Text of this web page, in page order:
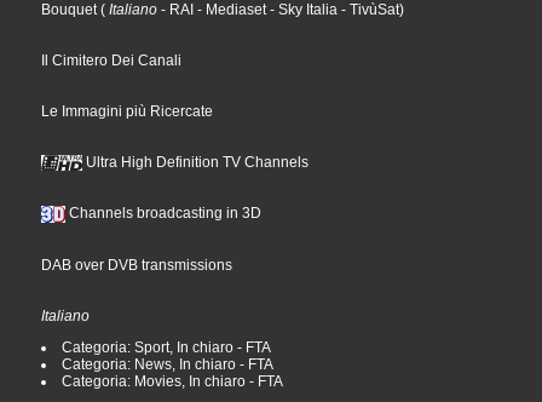
Bouquet( Italiano - RAI - Mediaset- Sky Italia - TivùSat)
Il Cimitero Dei Canali
Le Immagini più Ricercate
Ultra High Definition TV Channels
Channels broadcasting in 3D
DAB over DVB transmissions
Italiano
Categoria: Sport, In chiaro - FTA
Categoria: News, In chiaro - FTA
Categoria: Movies, In chiaro - FTA